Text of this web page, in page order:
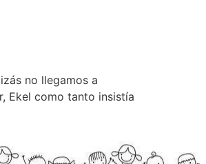
no llegamos a
Ekel como tanto insistía